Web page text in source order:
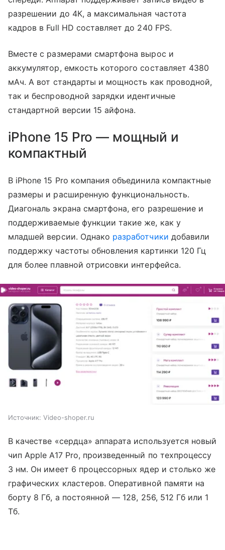
разрешении до 4К, а максимальная частота
кадров в Full HD составляет до 240 FPS.
Вместе с размерами смартфона вырос и
аккумулятор, емкость которого составляет 4380
мАч. А вот стандарты и мощность как проводной,
так и беспроводной зарядки идентичные
стандартной версии 15 айфона.
iPhone 15 Pro — мощный и
компактный
В iPhone 15 Pro компания объединила компактные
размеры и расширенную функциональность.
Диагональ экрана смартфона, его разрешение и
поддерживаемые функции такие же, как у
младшей версии. Однако разработчики добавили
поддержку частоты обновления картинки 120 Гц
для более плавной отрисовки интерфейса.
Источник: Video-shoper.ru
В качестве «сердца» аппарата используется новый
чип Apple A17 Pro, произведенный по техпроцессу
3 нм. Он имеет 6 процессорных ядер и столько же
графических кластеров. Оперативной памяти на
борту 8 Гб, а постоянной — 128, 256, 512 Гб или 1
Тб.